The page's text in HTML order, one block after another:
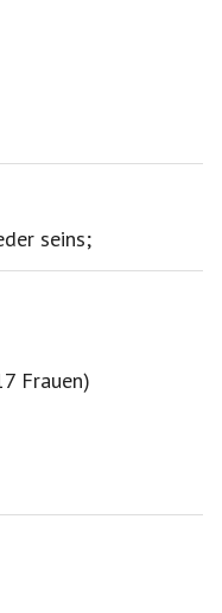
seins;
Frauen)